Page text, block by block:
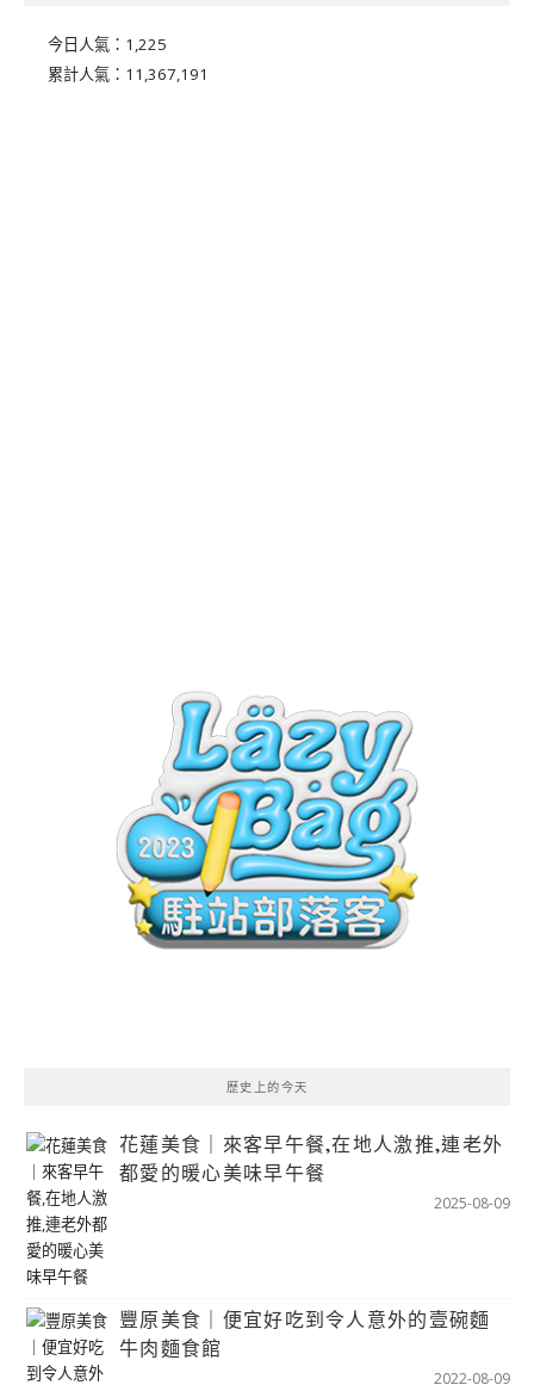
今日人氣： 1,225
累計人氣： 11,367,191
歷史上的今天
花蓮美食｜來客早午餐,在地人激推,連老外
都愛的暖心美味早午餐
2025-08-09
豐原美食｜便宜好吃到令人意外的壹碗麵
牛肉麵食館
2022-08-09